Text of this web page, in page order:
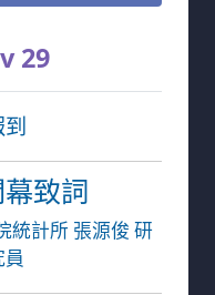
29
致詞
統計所 張源俊 研
員